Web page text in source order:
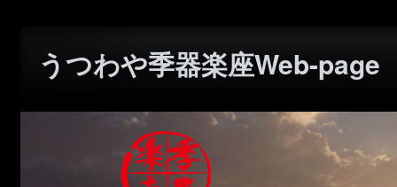
うつわや季器楽座Web-page